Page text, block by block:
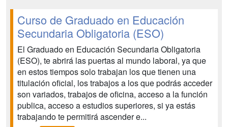
Curso de Graduado en Educación
Secundaria Obligatoria (ESO)
El Graduado en Educación Secundaria Obligatoria
(ESO), te abrirá las puertas al mundo laboral, ya que
en estos tiempos solo trabajan los que tienen una
titulación oficial, los trabajos a los que podrás acceder
son variados, trabajos de oficina, acceso a la función
publica, acceso a estudios superiores, si ya estás
trabajando te permitirá ascender e...